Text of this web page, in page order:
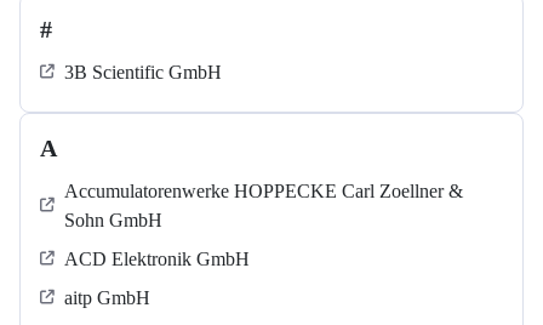
#
3B Scientific GmbH
A
Accumulatorenwerke HOPPECKE Carl Zoellner &
Sohn GmbH
ACD Elektronik GmbH
aitp GmbH